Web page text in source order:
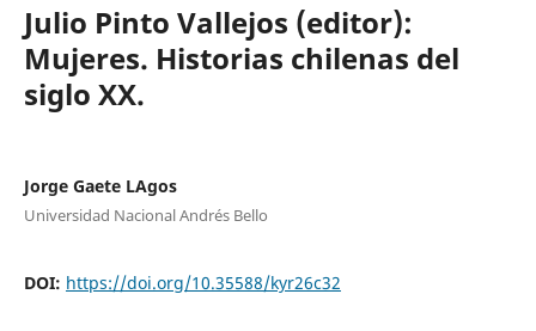
Julio Pinto Vallejos (editor):
Mujeres. Historias chilenas del
siglo XX.
Jorge Gaete LAgos
Universidad Nacional Andrés Bello
DOI: https://doi.org/10.35588/kyr26c32